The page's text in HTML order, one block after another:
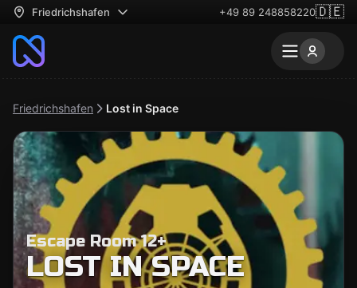
Friedrichshafen +49 89 248858220🇩🇪
Friedrichshafen Lost in Space
Escape Room 12+
LOST IN SPACE